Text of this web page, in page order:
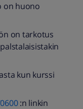
on huono
on tarkotus
kun kurssi
:n linkin